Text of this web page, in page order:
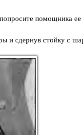
помощника
и сдернув стойку с